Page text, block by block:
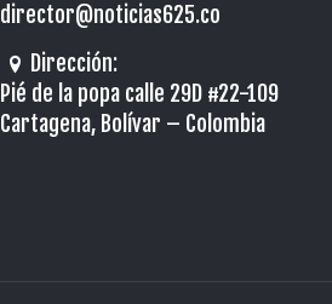
director@noticias625.co
Dirección:
Pié de la popa calle 29D #22-109
Cartagena, Bolívar – Colombia